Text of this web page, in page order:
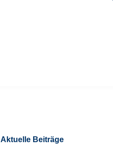
Aktuelle Beiträge